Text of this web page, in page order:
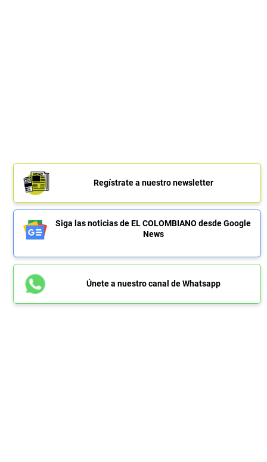
Regístrate a nuestro newsletter
Siga las noticias de EL COLOMBIANO desde Google
News
Únete a nuestro canal de Whatsapp